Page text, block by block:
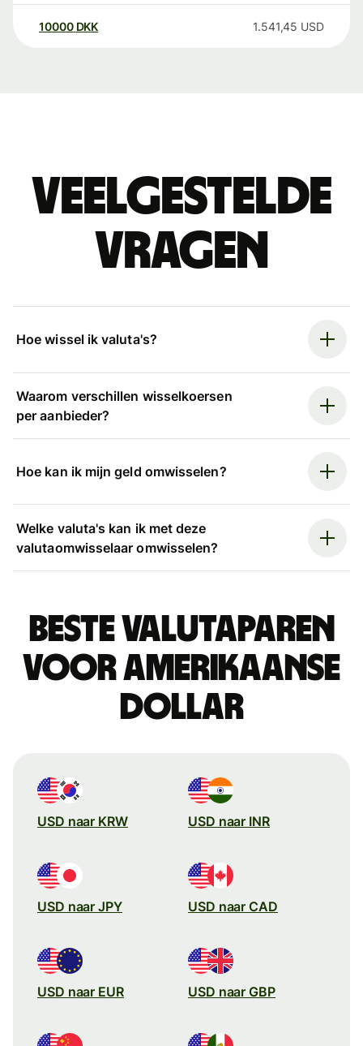
10000 DKK 1.541,45 USD
Veelgestelde
vragen
Hoe wissel ik valuta's?
Waarom verschillen wisselkoersen
per aanbieder?
Hoe kan ik mijn geld omwisselen?
Welke valuta's kan ik met deze
valutaomwisselaar omwisselen?
Beste valutaparen
voor Amerikaanse
dollar
USD naar KRW USD naar INR
USD naar JPY USD naar CAD
USD naar EUR USD naar GBP